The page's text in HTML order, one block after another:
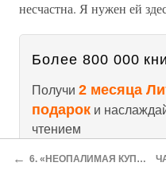
несчастна. Я нужен ей
Более 800 000
Получи 2 месяца
подарок и
чтением
← 6. «НЕОПАЛИМАЯ КУПИНА»